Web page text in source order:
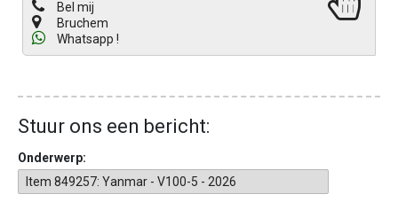
Bel mij
Bruchem
Whatsapp !
Stuur ons een bericht:
Onderwerp: